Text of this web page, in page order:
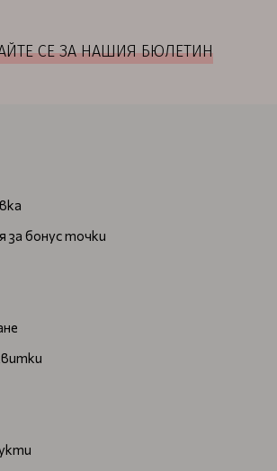
СЕ ЗА НАШИЯ БЮЛЕТИН
за бонус точки